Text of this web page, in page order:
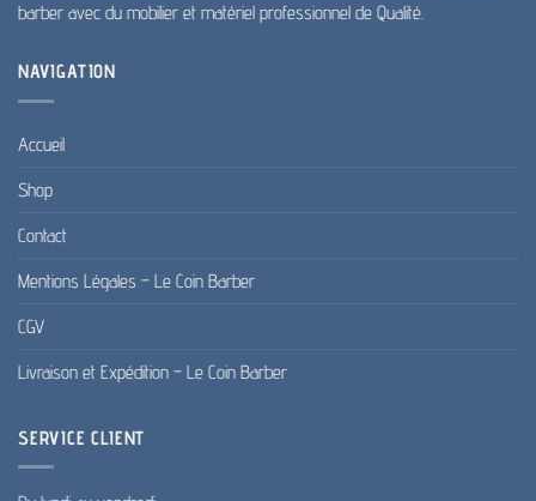
barber avec du mobilier et matériel professionnel de Qualité.
NAVIGATION
Accueil
Shop
Contact
Mentions Légales – Le Coin Barber
CGV
Livraison et Expédition – Le Coin Barber
SERVICE CLIENT